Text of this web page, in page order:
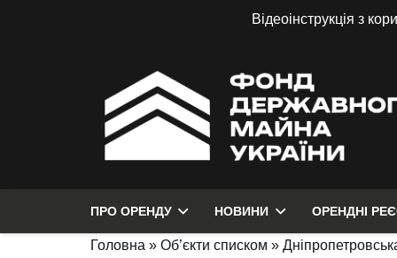
Відеоінструкція з
ПРО ОРЕНДУ НОВИНИ ОРЕНДНІ
Головна » Об’єкти списком »